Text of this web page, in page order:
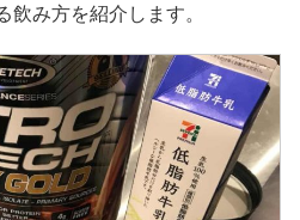
飲み方を紹介します。